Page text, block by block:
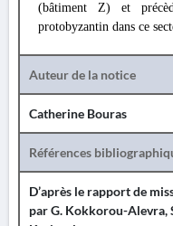
(bâtiment Z) et
protobyzantin dans ce
Auteur de la notice
Catherine Bouras
Références
D’après le rapport de
par G. Kokkorou-Alevra,